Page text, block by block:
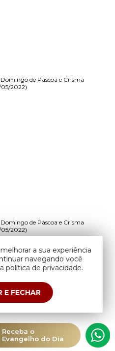
a sua experiência
navegando você
política de privacidade.
E FECHAR
ESTAMOS
AO VIVO
Receba o
Evangelho do Dia